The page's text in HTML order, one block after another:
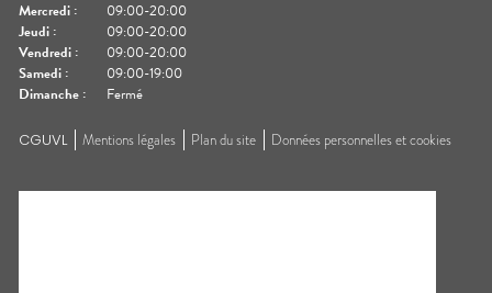
Mercredi :
09:00-20:00
Jeudi :
09:00-20:00
Vendredi :
09:00-20:00
Samedi :
09:00-19:00
Dimanche : Fermé
CGUVL Mentions légales Plan du site Données personnelles et cookies